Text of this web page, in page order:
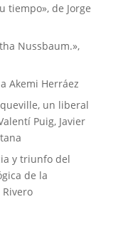
tiempo», de Jorge
Nussbaum.»,
Akemi Herráez
un liberal
Puig, Javier
y triunfo del
de la